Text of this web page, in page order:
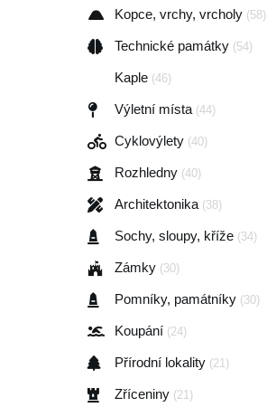
Kopce, vrchy, vrcholy (58)
Technické památky (54)
Kaple (46)
Výletní místa (44)
Cyklovýlety (40)
Rozhledny (40)
Architektonika (38)
Sochy, sloupy, kříže (34)
Zámky (30)
Pomníky, památníky (30)
Koupání (24)
Přírodní lokality (21)
Zříceniny (21)